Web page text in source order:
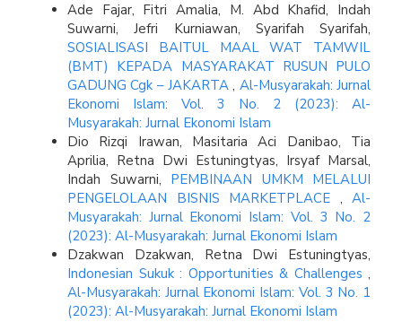
Ade Fajar, Fitri Amalia, M. Abd Khafid, Indah
Suwarni, Jefri Kurniawan, Syarifah Syarifah,
SOSIALISASI BAITUL MAAL WAT TAMWIL
(BMT) KEPADA MASYARAKAT RUSUN PULO
GADUNG Cgk – JAKARTA, Al-Musyarakah: Jurnal
Ekonomi Islam: Vol. 3 No. 2 (2023): Al-
Musyarakah: Jurnal Ekonomi Islam
Dio Rizqi Irawan, Masitaria Aci Danibao, Tia
Aprilia, Retna Dwi Estuningtyas, Irsyaf Marsal,
Indah Suwarni, PEMBINAAN UMKM MELALUI
PENGELOLAAN BISNIS MARKETPLACE , Al-
Musyarakah: Jurnal Ekonomi Islam: Vol. 3 No. 2
(2023): Al-Musyarakah: Jurnal Ekonomi Islam
Dzakwan Dzakwan, Retna Dwi Estuningtyas,
Indonesian Sukuk : Opportunities & Challenges ,
Al-Musyarakah: Jurnal Ekonomi Islam: Vol. 3 No. 1
(2023): Al-Musyarakah: Jurnal Ekonomi Islam